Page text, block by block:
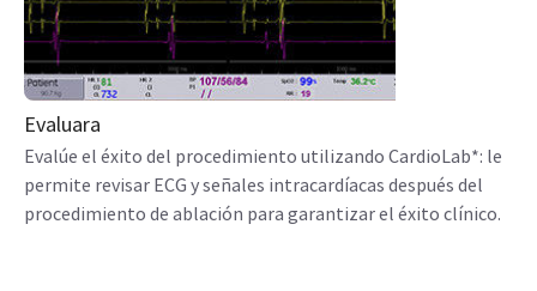
Evaluara
Evalúe el éxito del procedimiento utilizando CardioLab*: le
permite revisar ECG y señales intracardíacas después del
procedimiento de ablación para garantizar el éxito clínico.